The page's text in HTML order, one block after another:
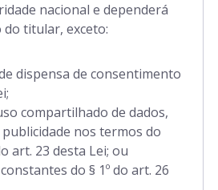
nacional e dependerá
titular, exceto:
dispensa de consentimento
compartilhado de dados,
nos termos do
art. 23 desta Lei; ou
do § 1º do art. 26